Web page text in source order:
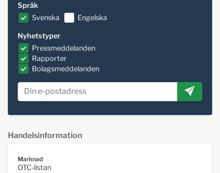
Språk
Svenska
Engelska
Nyhetstyper
Pressmeddelanden
Rapporter
Bolagsmeddelanden
Handelsinformation
Marknad
OTC-listan